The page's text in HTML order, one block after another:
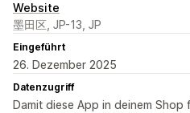
Website
墨田区, JP-13, JP
Eingeführt
26. Dezember 2025
Datenzugriff
Damit diese App in deinem